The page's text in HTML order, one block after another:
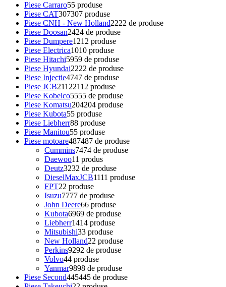
Piese Carraro55 produse
Piese CAT307307 produse
Piese CNH - New Holland2222 de produse
Piese Doosan2424 de produse
Piese Dumpere1212 produse
Piese Electrica1010 produse
Piese Hitachi5959 de produse
Piese Hyundai2222 de produse
Piese Injectie4747 de produse
Piese JCB21122112 produse
Piese Kobelco5555 de produse
Piese Komatsu204204 produse
Piese Kubota55 produse
Piese Liebherr88 produse
Piese Manitou55 produse
Piese motoare487487 de produse
Cummins7474 de produse
Daewoo11 produs
Deutz3232 de produse
DieselMaxJCB1111 produse
FPT22 produse
Isuzu7777 de produse
John Deere66 produse
Kubota6969 de produse
Liebherr1414 produse
Mitsubishi33 produse
New Holland22 produse
Perkins9292 de produse
Volvo44 produse
Yanmar9898 de produse
Piese Second445445 de produse